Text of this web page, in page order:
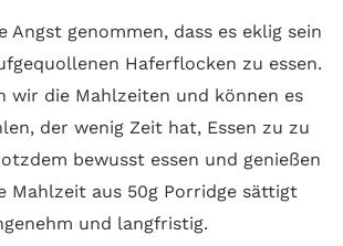
Angst genommen, dass es eklig sein
Haferflocken zu essen.
wir die Mahlzeiten und können es
der wenig Zeit hat, Essen zu zu
bewusst essen und genießen
Mahlzeit aus 50g Porridge sättigt
und langfristig.